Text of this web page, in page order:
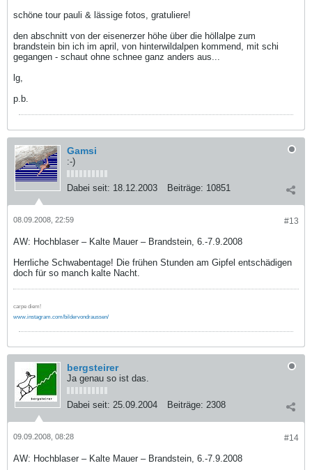
schöne tour pauli & lässige fotos, gratuliere!
den abschnitt von der eisenerzer höhe über die höllalpe zum
brandstein bin ich im april, von hinterwildalpen kommend, mit schi
gegangen - schaut ohne schnee ganz anders aus...
lg,
p.b.
Gamsi
:-)
Dabei seit: 18.12.2003 Beiträge: 10851
#13
08.09.2008, 22:59
AW: Hochblaser – Kalte Mauer – Brandstein, 6.-7.9.2008
Herrliche Schwabentage! Die frühen Stunden am Gipfel entschädigen
doch für so manch kalte Nacht.
carpe diem!
www.instagram.com/bildervondraussen/
bergsteirer
Ja genau so ist das.
Dabei seit: 25.09.2004 Beiträge: 2308
#14
09.09.2008, 08:28
AW: Hochblaser – Kalte Mauer – Brandstein, 6.-7.9.2008